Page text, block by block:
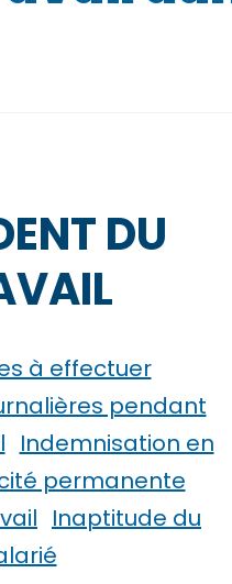
DU
à effectuer
pendant
Indemnisation en
permanente
Inaptitude du